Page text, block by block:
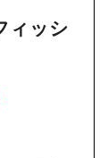
ィッシ